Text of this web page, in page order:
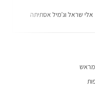
אלי שראל וג’מיל אסתיתה
מראש